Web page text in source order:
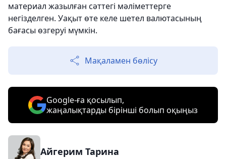
материал жазылған сәттегі мәліметтерге
негізделген. Уақыт өте келе шетел валютасының
бағасы өзгеруі мүмкін.
Мақаламен бөлісу
Google-ға қосылып,
жаңалықтарды бірінші болып оқыңыз
Айгерим Тарина